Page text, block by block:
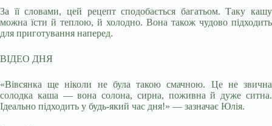
За її словами, цей рецепт сподобається багатьом. Таку кашу
можна їсти й теплою, й холодно. Вона також чудово підходить
для приготування наперед.
ВІДЕО ДНЯ
«Вівсянка ще ніколи не була такою смачною. Це не звична
солодка каша — вона солона, сирна, поживна й дуже ситна.
Ідеально підходить у будь-який час дня!» — зазначає Юлія.